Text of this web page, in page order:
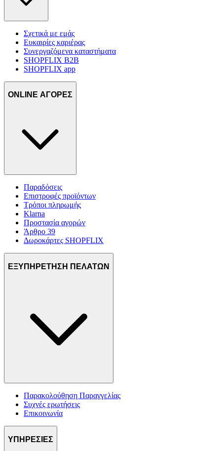
Σχετικά με εμάς
Ευκαιρίες καριέρας
Συνεργαζόμενα καταστήματα
SHOPFLIX B2B
SHOPFLIX app
ONLINE ΑΓΟΡΕΣ
Παραδόσεις
Επιστροφές προϊόντων
Τρόποι πληρωμής
Klarna
Προστασία αγορών
Άρθρο 39
Δωροκάρτες SHOPFLIX
ΕΞΥΠΗΡΕΤΗΣΗ ΠΕΛΑΤΩΝ
Παρακολούθηση Παραγγελίας
Συχνές ερωτήσεις
Επικοινωνία
ΥΠΗΡΕΣΙΕΣ